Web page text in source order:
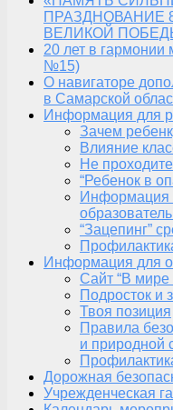
ПРАЗДНОВАНИЕ
ВЕЛИКОЙ
20 лет в
№15)
О навигаторе
в Самарской
Информация для
Зачем
Влияние
Не
“Ребенок в
Информация
“Зацепинг”
Информация для
Сайт “В мире
Подросток и
Твоя позиция
Правила
и природной
Дорожная
Учрежденческая